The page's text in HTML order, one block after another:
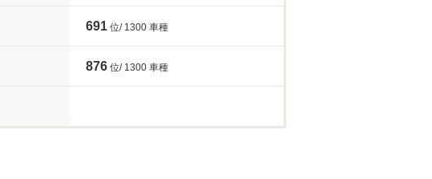
691 位/ 1300 車種
876 位/ 1300 車種